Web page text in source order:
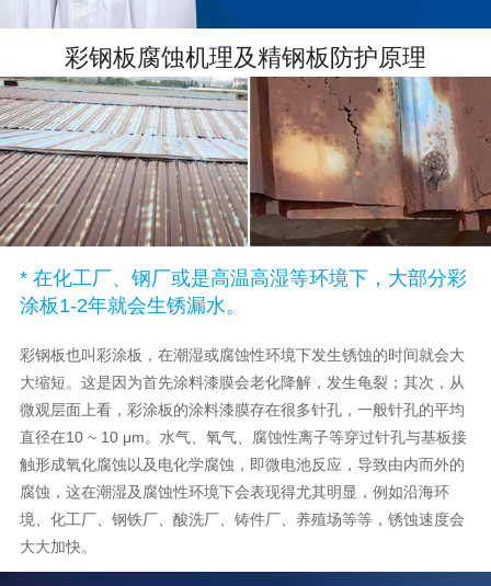
彩钢板腐蚀机理及精钢板防护原理
* 在化工厂、钢厂或是高温高湿等环境下，大部分彩
涂板1-2年就会生锈漏水。
彩钢板也叫彩涂板，在潮湿或腐蚀性环境下发生锈蚀的时间就会大
大缩短。这是因为首先涂料漆膜会老化降解，发生龟裂；其次，从
微观层面上看，彩涂板的涂料漆膜存在很多针孔，一般针孔的平均
直径在10 ~ 10 μm。水气、氧气、腐蚀性离子等穿过针孔与基板接
触形成氧化腐蚀以及电化学腐蚀，即微电池反应，导致由内而外的
腐蚀，这在潮湿及腐蚀性环境下会表现得尤其明显，例如沿海环
境、化工厂、钢铁厂、酸洗厂、铸件厂、养殖场等等，锈蚀速度会
大大加快。